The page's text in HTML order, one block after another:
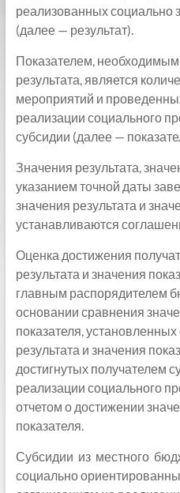
реализованных социально
(далее — результат).
Показателем,
результата, является
мероприятий и
реализации социального
субсидии (далее —
Значения результата,
указанием точной даты
значения результата и
устанавливаются
Оценка достижения
результата и значения
главным распорядителем
основании сравнения
показателя,
результата и значения
достигнутых получателем
реализации социального
отчетом о достижении
показателя.
Субсидии из местного
социально